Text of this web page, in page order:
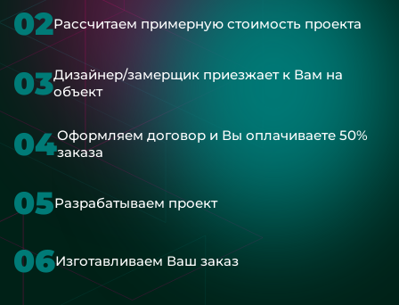
02Рассчитаем примерную стоимость проекта
03Дизайнер/замерщик приезжает к Вам на
объект
04Оформляем договор и Вы оплачиваете 50%
заказа
05Разрабатываем проект
06Изготавливаем Ваш заказ